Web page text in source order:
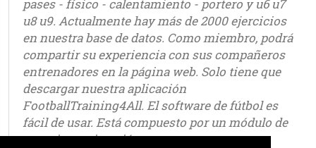
pases - físico - calentamiento - portero y u6 u7
u8 u9. Actualmente hay más de 2000 ejercicios
en nuestra base de datos. Como miembro, podrá
compartir su experiencia con sus compañeros
entrenadores en la página web. Solo tiene que
descargar nuestra aplicación
FootballTraining4All. El software de fútbol es
fácil de usar. Está compuesto por un módulo de
croquis y animación.